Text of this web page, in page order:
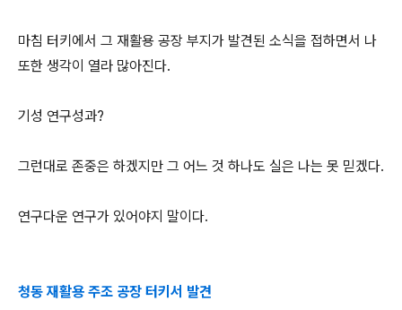
마침 터키에서 그 재활용 공장 부지가 발견된 소식을 접하면서 나
또한 생각이 열라 많아진다.
기성 연구성과?
그런대로 존중은 하겠지만 그 어느 것 하나도 실은 나는 못 믿겠다.
연구다운 연구가 있어야지 말이다.
청동 재활용 주조 공장 터키서 발견